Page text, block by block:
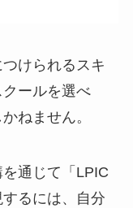
けられるスキ
ールを選べ
ねません。
通じて「LPIC
るには、自分